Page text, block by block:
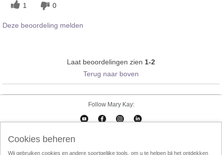
1 0
Deze beoordeling melden
Laat beoordelingen zien 1-2
Terug naar boven
Follow Mary Kay:
Cookies beheren Impressum
Cookies beheren
Wij gebruiken cookies en andere soortgelijke tools, om u te helpen bij het ontdekken